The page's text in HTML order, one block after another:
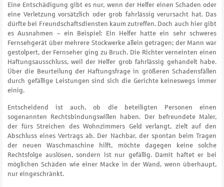
Eine Entschädigung gibt es nur, wenn der Helfer einen Schaden oder
eine Verletzung vorsätzlich oder grob fahrlässig verursacht hat. Das
dürfte bei Freundschaftsdiensten kaum zutreffen. Doch auch hier gibt
es Ausnahmen – ein Beispiel: Ein Helfer hatte ein sehr schweres
Fernsehgerät über mehrere Stockwerke allein getragen; der Mann war
gestolpert, der Fernseher ging zu Bruch. Die Richter verneinten einen
Haftungsausschluss, weil der Helfer grob fahrlässig gehandelt habe.
Über die Beurteilung der Haftungsfrage in größeren Schadensfällen
durch gefällige Leistungen sind sich die Gerichte keineswegs immer
einig.
Entscheidend ist auch, ob die beteiligten Personen einen
sogenannten Rechtsbindungswillen haben. Der befreundete Maler,
der fürs Streichen des Wohnzimmers Geld verlangt, zielt auf den
Abschluss eines Vertrags ab. Der Nachbar, der spontan beim Tragen
der neuen Waschmaschine hilft, möchte dagegen keine solche
Rechtsfolge auslösen, sondern ist nur gefällig. Damit haftet er bei
möglichen Schäden wie einer Macke in der Wand, wenn überhaupt,
nur eingeschränkt.